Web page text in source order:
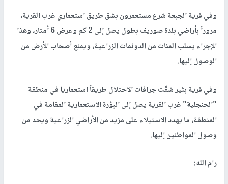
وفي قرية الجبعة شرع مستعمرون بشق طريق استعماري غرب القرية،
مروراً بأراضي بلدة صوريف بطول يصل إلى 2 كم وعرض 6 أمتار، وهذا
الإجراء يسلب المئات من الدونمات الزراعية، ويمنع أصحاب الأرض من
الوصول إليها.
وفي قرية بتّير شقّت جرافات الاحتلال طريقاً استعماريا في منطقة
"الحنجلية" غرب القرية يصل إلى البؤرة الاستعمارية المقامة في
المنطقة، ما يهدد الاستيلاء على مزيد من الأراضي الزراعية ويحد من
وصول المواطنين إليها.
رام الله: